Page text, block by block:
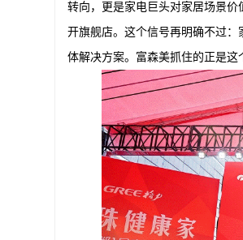
转向，更是家电巨头对家居场景
开旗舰店。这个信号再明确不过
体解决方案。富森美抓住的正是